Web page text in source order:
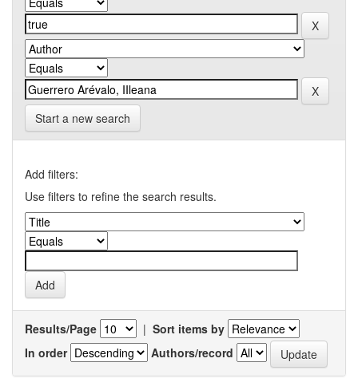
Start a new search
Add filters:
Use filters to refine the search results.
Results/Page | Sort items by
In order
Authors/record